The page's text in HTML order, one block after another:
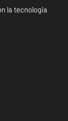
la tecnologia